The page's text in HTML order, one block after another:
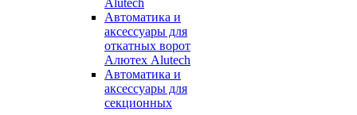
Alutech
Автоматика и
аксессуары для
откатных ворот
Алютех Alutech
Автоматика и
аксессуары для
секционных